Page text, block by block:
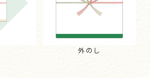
外のし